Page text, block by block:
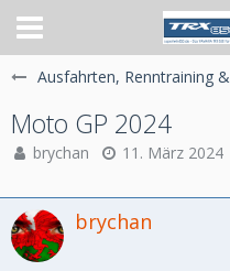
Ausfahrten, Renntraining
Moto GP 2024
brychan 11. März 2024
brychan